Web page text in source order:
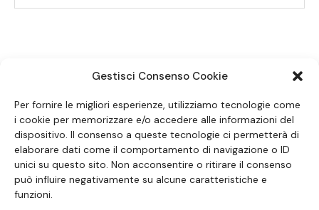
Gestisci Consenso Cookie
Per fornire le migliori esperienze, utilizziamo tecnologie come
i cookie per memorizzare e/o accedere alle informazioni del
dispositivo. Il consenso a queste tecnologie ci permetterà di
elaborare dati come il comportamento di navigazione o ID
unici su questo sito. Non acconsentire o ritirare il consenso
può influire negativamente su alcune caratteristiche e
funzioni.
SEGUICI SUI SOCIAL